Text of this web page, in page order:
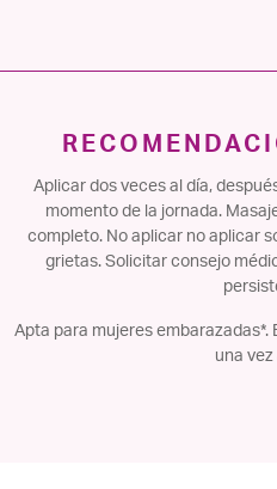
Aplicar dos veces al día,
momento de la jornada.
completo. No aplicar no aplicar
grietas. Solicitar consejo
Apta para mujeres embarazadas*.
una vez